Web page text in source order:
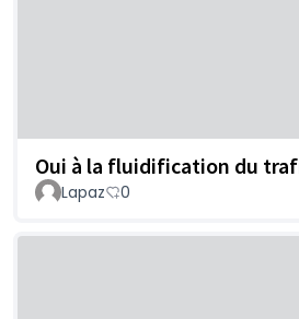
Oui à la fluidification du
Lapaz 0